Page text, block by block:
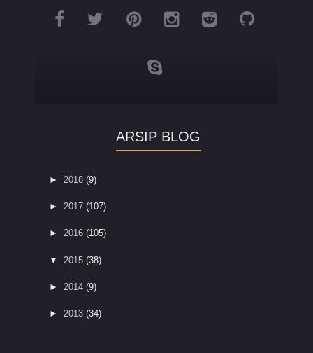
ARSIP BLOG
► 2018 (9)
► 2017 (107)
► 2016 (105)
▼ 2015 (38)
► 2014 (9)
► 2013 (34)